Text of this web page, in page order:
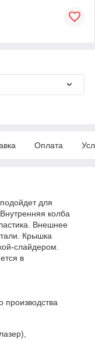
Оплата
для
колба
Внешнее
Крышка
слайдером.
в
производства